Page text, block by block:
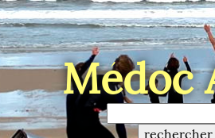
Médoc